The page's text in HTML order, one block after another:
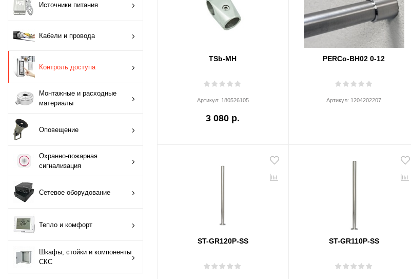
Кабели и провода
Контроль доступа
Монтажные и
расходные
Охранно-пожарная
оборудование
компоненты СКС
Источники питания
Кабели и провода
Контроль доступа
Монтажные и расходные
материалы
Оповещение
Охранно-пожарная
сигнализация
Сетевое оборудование
Тепло и комфорт
Шкафы, стойки и компоненты
СКС
TSb-MH
Артикул: 180526105
3 080 р.
PERCo-BH02 0-12
Артикул: 1204202207
ST-GR120P-SS ST-GR110P-SS